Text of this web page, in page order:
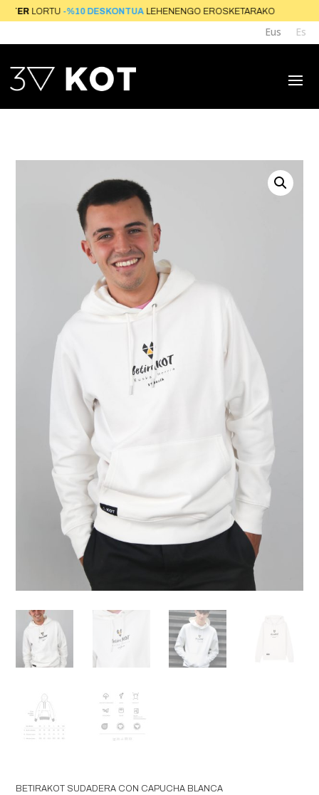
LORTU-%10 DESKONTUALEHENENGO
Eus Es
BETIRAKOT SUDADERA CON CAPUCHA BLANCA